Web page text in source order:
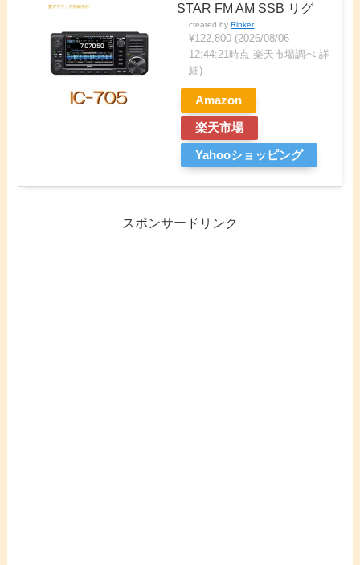
STAR FM AM SSB リグ
created byRinker
¥122,800 (2026/08/06
12:44:21時点 楽天市場調べ-詳
細)
Amazon
楽天市場
Yahooショッピング
スポンサードリンク